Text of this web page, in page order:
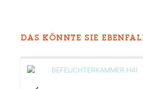
DAS KÖNNTE SIE